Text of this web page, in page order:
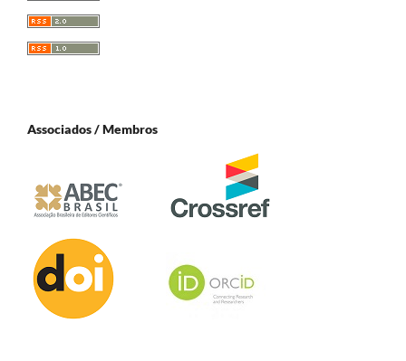
Associados / Membros